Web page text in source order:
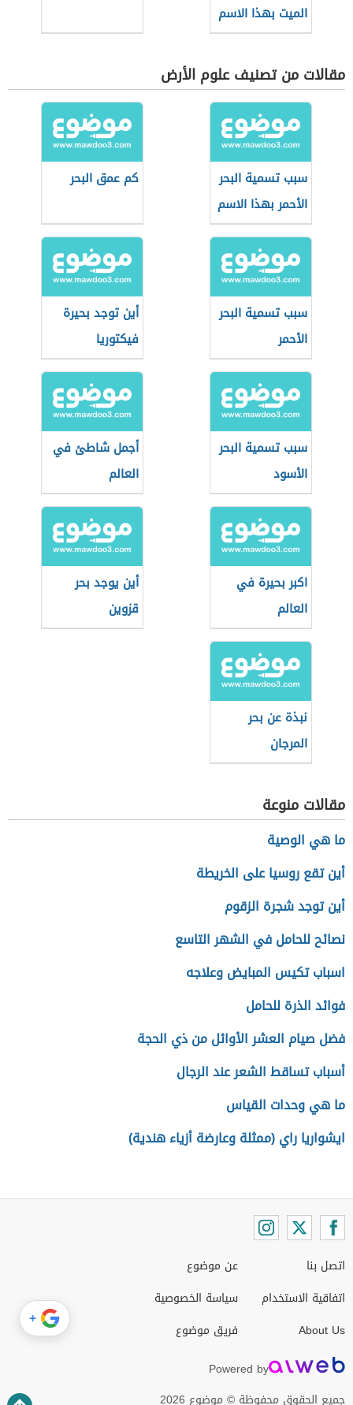
الميت بهذا الاسم
مقالات من تصنيف علوم الأرض
سبب تسمية البحر
الأحمر بهذا الاسم
كم عمق البحر
سبب تسمية البحر
الأحمر
أين توجد بحيرة
فيكتوريا
سبب تسمية البحر
الأسود
أجمل شاطئ في
العالم
اكبر بحيرة في
العالم
أين يوجد بحر
قزوين
نبذة عن بحر
المرجان
مقالات منوعة
ما هي الوصية
أين تقع روسيا على الخريطة
أين توجد شجرة الزقوم
نصائح للحامل في الشهر التاسع
اسباب تكيس المبايض وعلاجه
فوائد الذرة للحامل
فضل صيام العشر الأوائل من ذي الحجة
أسباب تساقط الشعر عند الرجال
ما هي وحدات القياس
ايشواريا راي (ممثلة وعارضة أزياء هندية)
اتصل بنا
اتفاقية الاستخدام
About Us
عن موضوع
سياسة الخصوصية
فريق موضوع
Powered by
جميع الحقوق محفوظة © موضوع 2026
+